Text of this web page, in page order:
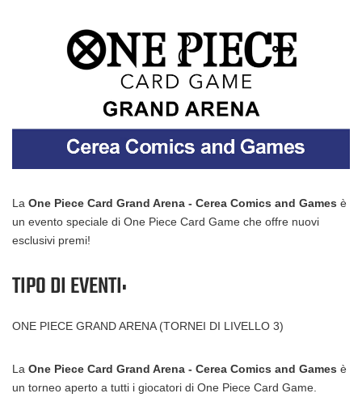
La One Piece Card Grand Arena - Cerea Comics and Games è
un evento speciale di One Piece Card Game che offre nuovi
esclusivi premi!
TIPO DI EVENTI:
ONE PIECE GRAND ARENA (TORNEI DI LIVELLO 3)
La One Piece Card Grand Arena - Cerea Comics and Games è
un torneo aperto a tutti i giocatori di One Piece Card Game.